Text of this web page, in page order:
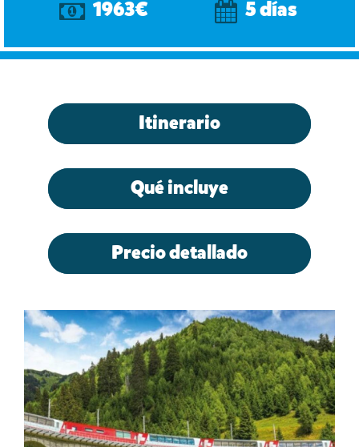
1963€ 5 días
Itinerario
Qué incluye
Precio detallado